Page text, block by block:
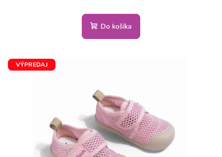
Do košíka
VÝPREDAJ